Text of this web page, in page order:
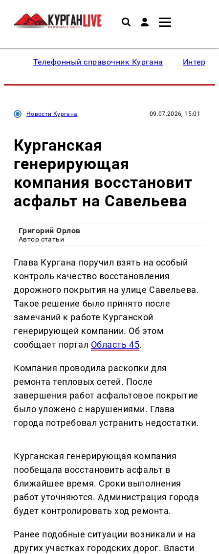
Телефонный справочник Кургана
Новости Кургана 09.07.2026, 15:01
Курганская
генерирующая
компания восстановит
асфальт на Савельева
Григорий Орлов
Автор статьи
Глава Кургана поручил взять на особый
контроль качество восстановления
дорожного покрытия на улице Савельева.
Такое решение было принято после
замечаний к работе Курганской
генерирующей компании. Об этом
сообщает портал Область 45.
Компания проводила раскопки для
ремонта тепловых сетей. После
завершения работ асфальтовое покрытие
было уложено с нарушениями. Глава
города потребовал устранить недостатки.
Курганская генерирующая компания
пообещала восстановить асфальт в
ближайшее время. Сроки выполнения
работ уточняются. Администрация города
будет контролировать ход ремонта.
Ранее подобные ситуации возникали и на
других участках городских дорог. Власти